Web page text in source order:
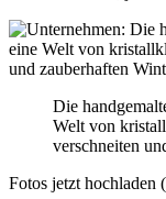
Die
Welt von
verschneiten
Fotos jetzt hochladen